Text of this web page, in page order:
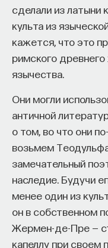
сделали из латыни
культа из
кажется, что это
римского древнего
язычества.
Они могли
античной
о том, во что они
возьмем
замечательный
наследие. Будучи
менее один из
он в собственном
Жермен-де-Пре —
капеллу при своем